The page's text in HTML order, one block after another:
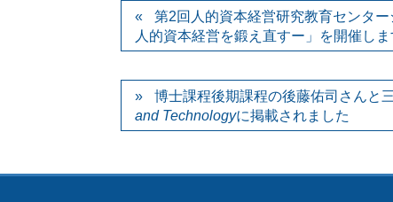
第2回人的資本経営研究教育センタ
人的資本経営を鍛え直すー」を開催しま
博士課程後期課程の後藤佑司さんと
and Technologyに掲載されました